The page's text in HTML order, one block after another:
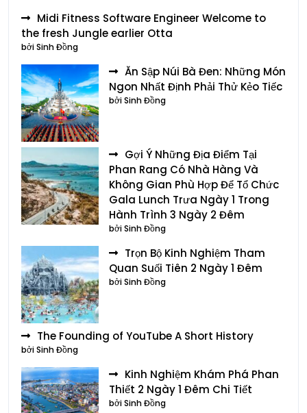
Midi Fitness Software Engineer Welcome to
the fresh Jungle earlier Otta
bởi Sinh Đồng
Ăn Sập Núi Bà Đen: Những Món
Ngon Nhất Định Phải Thử Kẻo Tiếc
bởi Sinh Đồng
Gợi Ý Những Địa Điểm Tại
Phan Rang Có Nhà Hàng Và
Không Gian Phù Hợp Để Tổ Chức
Gala Lunch Trưa Ngày 1 Trong
Hành Trình 3 Ngày 2 Đêm
bởi Sinh Đồng
Trọn Bộ Kinh Nghiệm Tham
Quan Suối Tiên 2 Ngày 1 Đêm
bởi Sinh Đồng
The Founding of YouTube A Short History
bởi Sinh Đồng
Kinh Nghiệm Khám Phá Phan
Thiết 2 Ngày 1 Đêm Chi Tiết
bởi Sinh Đồng